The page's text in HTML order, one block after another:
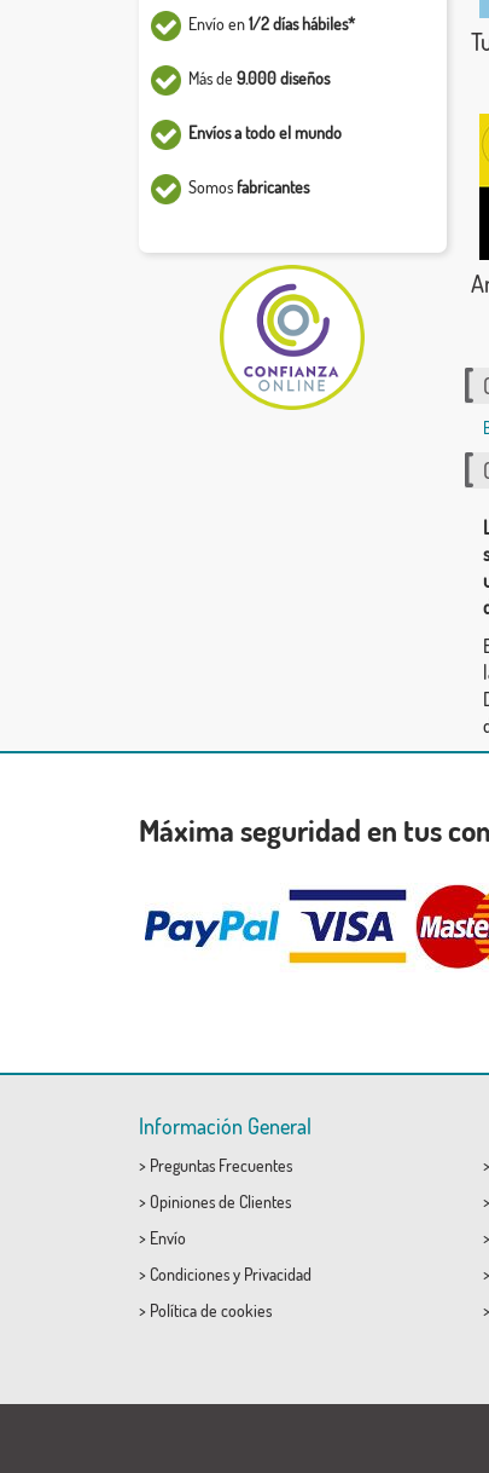
Envío en1/2 días hábiles*
Más de 9.000 diseños
Envíos a todo el mundo
Somosfabricantes
Máxima seguridad en tus
Información General
> Preguntas Frecuentes
> Opiniones de Clientes
> Envío
> Condicionesy Privacidad
> Política de cookies
>
>
>
>
>